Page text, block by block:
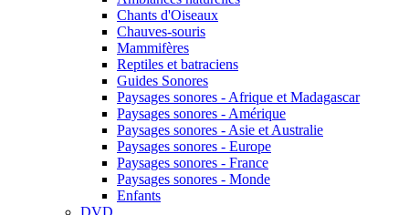
Chants d'Oiseaux
Chauves-souris
Mammifères
Reptiles et batraciens
Guides Sonores
Paysages sonores - Afrique et Madagascar
Paysages sonores - Amérique
Paysages sonores - Asie et Australie
Paysages sonores - Europe
Paysages sonores - France
Paysages sonores - Monde
Enfants
DVD